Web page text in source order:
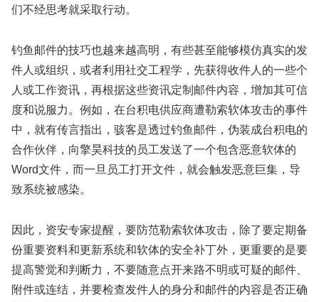
们不经思考就采取行动。
钓鱼邮件的技巧也越来越高明，有些甚至能够模仿真实的发
件人或组织，或者利用社交工程学，先获得收件人的一些个
人或工作资讯，再根据这些资讯定制邮件内容，增加其可信
度和说服力。例如，在台积电供应商遭勒索软体攻击的事件
中，就有传言指出，骇客是透过钓鱼邮件，伪装成台积电的
合作伙伴，向擎昊科技的员工发送了一个包含恶意软体的
Word文件，而一旦员工打开文件，就会触发恶意巨集，导
致系统被感染。
因此，资安专家提醒，要防范勒索软体攻击，除了要定期备
份重要资料和更新系统和软体的安全补丁外，更重要的是要
提高警觉和判断力，不要随意点开来路不明或可疑的邮件、
附件或连结，并要检查发件人的身分和邮件的内容是否正确